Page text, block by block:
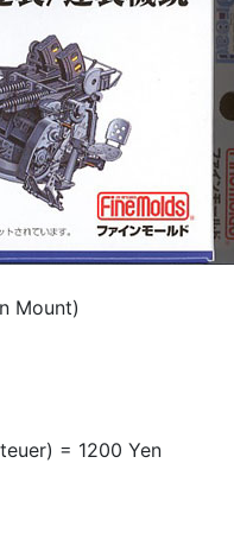
Mount)
= 1200 Yen